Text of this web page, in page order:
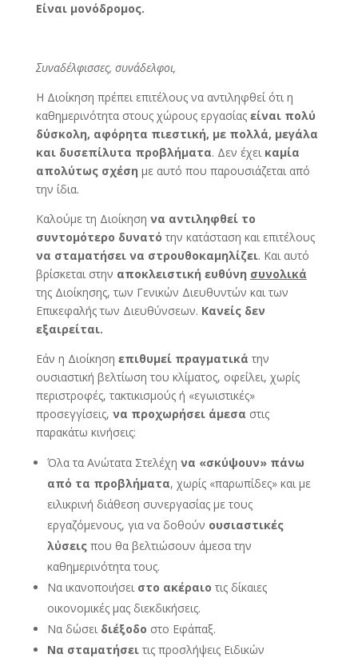
Είναι μονόδρομος.
Συναδέλφισσες, συνάδελφοι,
Η Διοίκηση πρέπει επιτέλους να αντιληφθεί ότι η
καθημερινότητα στους χώρους εργασίας είναι πολύ
δύσκολη, αφόρητα πιεστική, με πολλά, μεγάλα
και δυσεπίλυτα προβλήματα. Δεν έχει καμία
απολύτως σχέση με αυτό που παρουσιάζεται από
την ίδια.
Καλούμε τη Διοίκηση να αντιληφθεί το
συντομότερο δυνατό την κατάσταση και επιτέλους
να σταματήσει να στρουθοκαμηλίζει. Και αυτό
βρίσκεται στην αποκλειστική ευθύνη συνολικά
της Διοίκησης, των Γενικών Διευθυντών και των
Επικεφαλής των Διευθύνσεων. Κανείς δεν
εξαιρείται.
Εάν η Διοίκηση επιθυμεί πραγματικά την
ουσιαστική βελτίωση του κλίματος, οφείλει, χωρίς
περιστροφές, τακτικισμούς ή «εγωιστικές»
προσεγγίσεις, να προχωρήσει άμεσα στις
παρακάτω κινήσεις:
Όλα τα Ανώτατα Στελέχη να «σκύψουν» πάνω
από τα προβλήματα, χωρίς «παρωπίδες» και με
ειλικρινή διάθεση συνεργασίας με τους
εργαζόμενους, για να δοθούν ουσιαστικές
λύσειςπου θα βελτιώσουν άμεσα την
καθημερινότητα τους.
Να ικανοποιήσει στο ακέραιο τις δίκαιες
οικονομικές μας διεκδικήσεις.
Να δώσει διέξοδο στο Εφάπαξ.
Να σταματήσειτις προσλήψεις Ειδικών